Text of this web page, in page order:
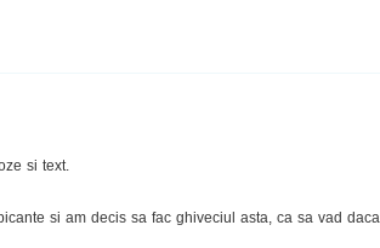
si text.
si am decis sa fac ghiveciul asta, ca sa vad daca